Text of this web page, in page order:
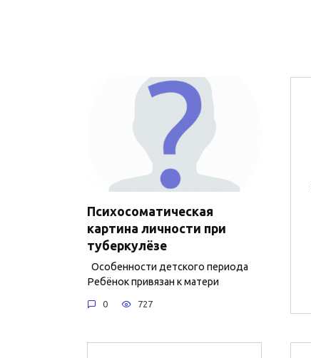
Психосоматическая
картина личности при
туберкулёзе
Особенности детского периода
Ребёнок привязан к матери
0 727